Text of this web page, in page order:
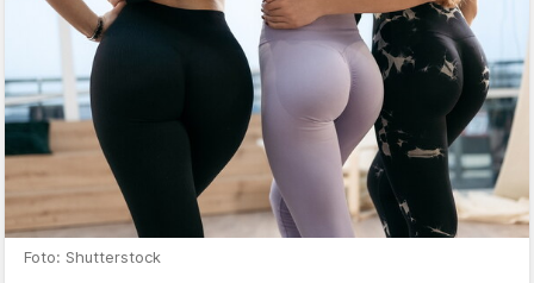
Foto: Shutterstock